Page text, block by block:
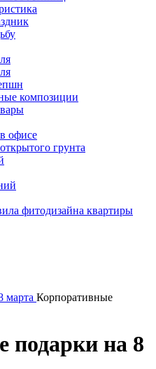
композиции
офисе
грунта
фитодизайна квартиры
марта Корпоративные
подарки на 8